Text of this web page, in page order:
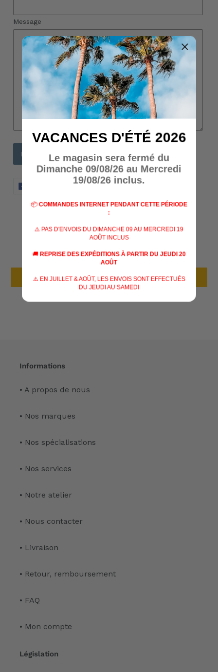
Message
PARTAGER
TWEETER
Soyez le premier à écrire un avis
Écrire un avis
Informations
• A propos de nous
• Nos marques
• Nos spécialisations
• Nos services
• Notre atelier
• Nous contacter
• Livraison
• Retour, remboursement
• FAQ
• Mon compte
Législation
VACANCES D'ÉTÉ 2026
Le magasin sera fermé du
Dimanche 09/08/26 au Mercredi
19/08/26 inclus.
📦 COMMANDES INTERNET PENDANT CETTE PÉRIODE
:
⚠️ PAS D'ENVOIS DU DIMANCHE 09 AU MERCREDI 19
AOÛT INCLUS
🚚 REPRISE DES EXPÉDITIONS À PARTIR DU JEUDI 20
AOÛT
⚠️ EN JUILLET & AOÛT, LES ENVOIS SONT EFFECTUÉS
DU JEUDI AU SAMEDI